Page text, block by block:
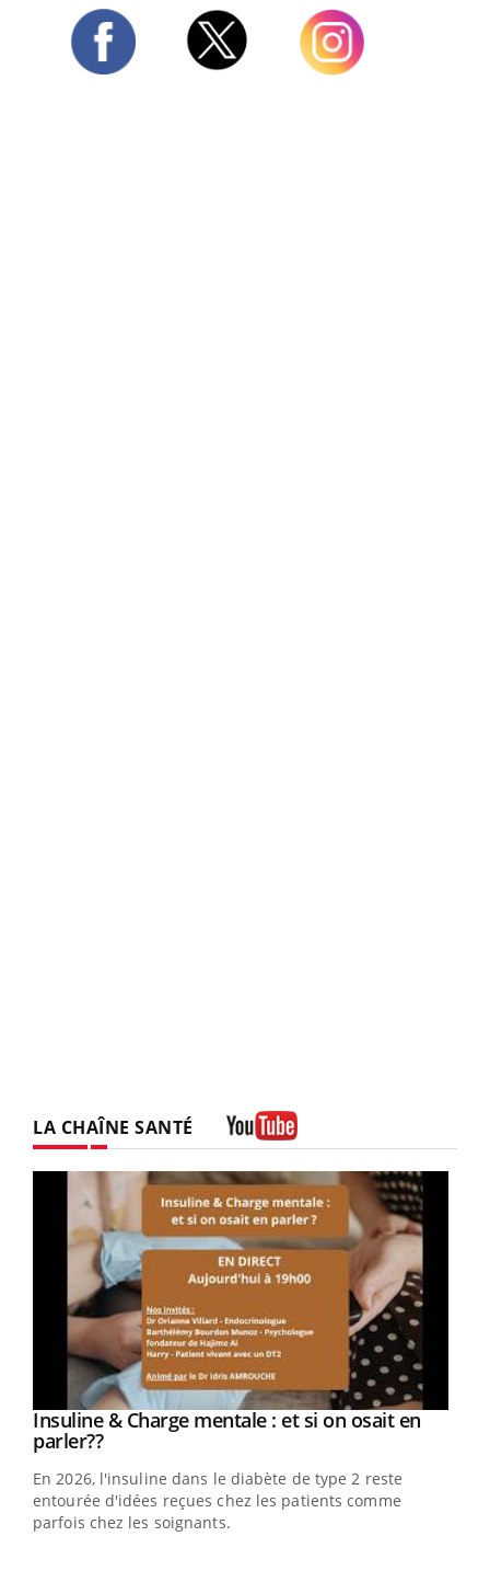
LA CHAÎNE SANTÉ
Youtube
Insuline & Charge mentale : et si on osait en
parler??Youtube
En 2026, l'insuline dans le diabète de type 2 reste
entourée d'idées reçues chez les patients comme
parfois chez les soignants.